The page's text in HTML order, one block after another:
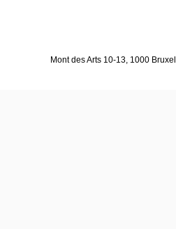
Mont des Arts 10-13, 1000